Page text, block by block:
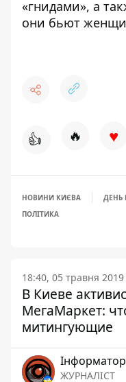
«гнидами», а
они бьют
👍 🔥 ♥
НОВИНИ КИЄВА
ДЕНЬ
ПОЛІТИКА
18:40, 05 травня 2019
В Киеве
МегаМаркет:
митингующие
ЖУРНАЛІСТ